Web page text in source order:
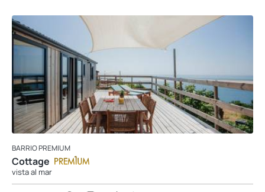
BARRIO PREMIUM
Cottage
vista al mar